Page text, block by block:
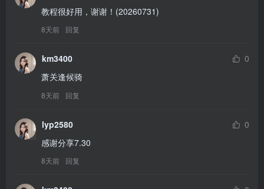
教程很好用，谢谢！(20260731)
8天前 回复
km3400
0
萧关逢候骑
8天前 回复
lyp2580
0
感谢分享7.30
8天前 回复